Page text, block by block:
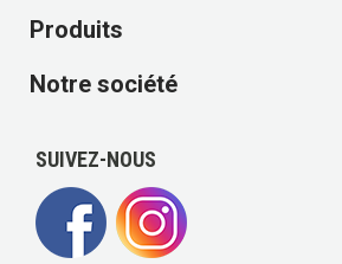
Produits
Notre société
SUIVEZ-NOUS